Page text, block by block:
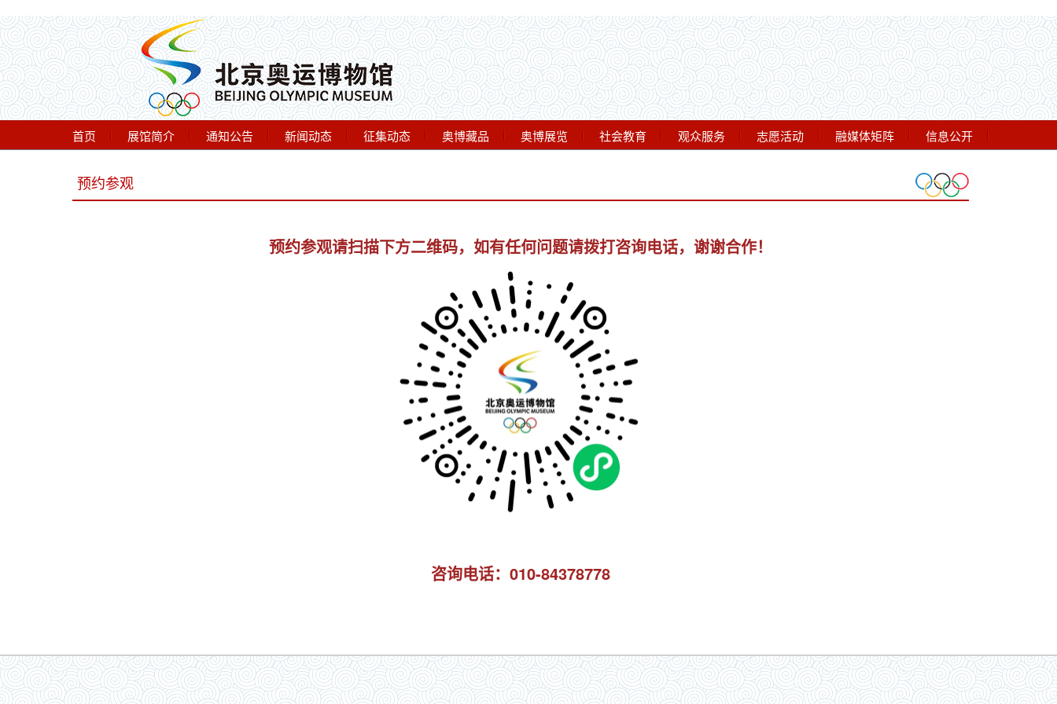
首页 展馆简介 通知公告 新闻动态 征集动态 奥博藏品 奥博展览 社会教育 观众服务 志愿活动 融媒体矩阵
信息公开
预约参观
预约参观请扫描下方二维码，如有任何问题请拨打咨询电话，谢谢合作！
咨询电话：010-84378778